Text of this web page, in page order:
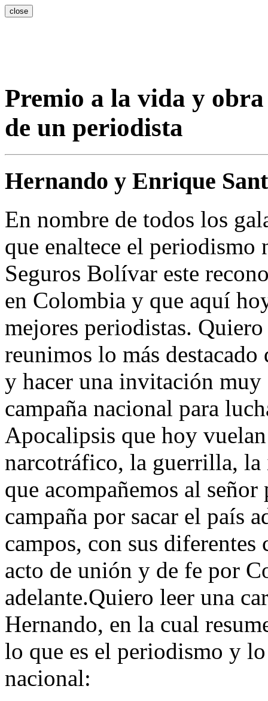
close
Premio a la vida y obra
de un periodista
Hernando y Enrique
En nombre de todos los
que enaltece el periodismo
Seguros Bolívar este
en Colombia y que aquí
mejores periodistas.
reunimos lo más
y hacer una invitación
campaña nacional para
Apocalipsis que hoy
narcotráfico, la guerrilla,
que acompañemos al
campaña por sacar el país
campos, con sus
acto de unión y de fe por
adelante.Quiero leer una
Hernando, en la cual
lo que es el periodismo y
nacional: